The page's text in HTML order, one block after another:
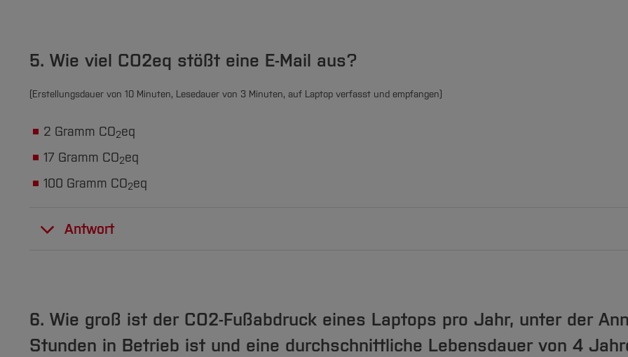
5. Wie viel CO2eq stößt eine E-Mail aus?
(Erstellungsdauer von 10 Minuten, Lesedauer von 3 Minuten, auf Laptop verfasst und empfangen)
2 Gramm CO2eq
17 Gramm CO2eq
100 Gramm CO2eq
Antwort
6. Wie groß ist der CO2-Fußabdruck eines Laptops pro Jahr, unter der
Stunden in Betrieb ist und eine durchschnittliche Lebensdauer von 4